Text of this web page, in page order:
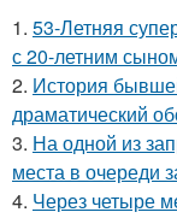
1. 53-Летняя
с 20-летним
2. История
драматический
3. На одной из
места в очереди
4. Через четыре